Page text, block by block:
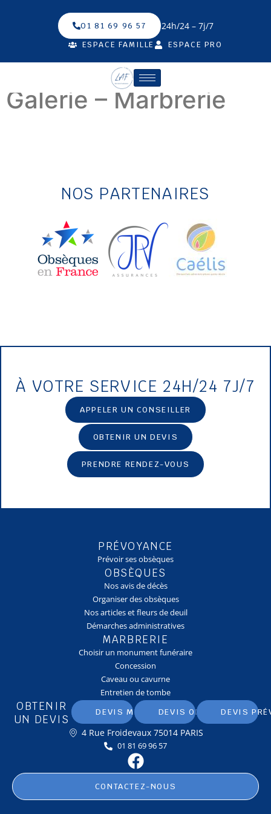
01 81 69 96 57 24h/24 – 7j/7
ESPACE FAMILLE ESPACE PRO
Galerie – Marbrerie
NOS PARTENAIRES
À VOTRE SERVICE 24H/24 7J/7
APPELER UN CONSEILLER
OBTENIR UN DEVIS
PRENDRE RENDEZ-VOUS
PRÉVOYANCE
Prévoir ses obsèques
OBSÈQUES
Nos avis de décès
Organiser des obsèques
Nos articles et fleurs de deuil
Démarches administratives
MARBRERIE
Choisir un monument funéraire
Concession
Caveau ou cavurne
Entretien de tombe
OBTENIR
UN DEVIS
DEVIS MARBRERIEDEVIS OBSÈQUES
DEVIS
4 Rue Froidevaux 75014 PARIS
01 81 69 96 57
CONTACTEZ-NOUS